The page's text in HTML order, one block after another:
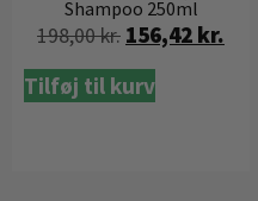
Shampoo 250ml
198,00kr. 156,42 kr.
Tilføj til kurv